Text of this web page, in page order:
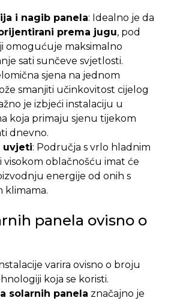
i nagib panela: Idealno je da
prema jugu, pod
omogućuje maksimalno
sati sunčeve svjetlosti.
sjena na jednom
smanjiti učinkovitost cijelog
je izbjeći instalaciju u
koja primaju sjenu tijekom
dnevno.
uvjeti: Područja s vrlo hladnim
visokom oblačnošću imat će
energije od onih s
klimama.
panela ovisno o
varira ovisno o broju
koja se koristi.
solarnih panela značajno je